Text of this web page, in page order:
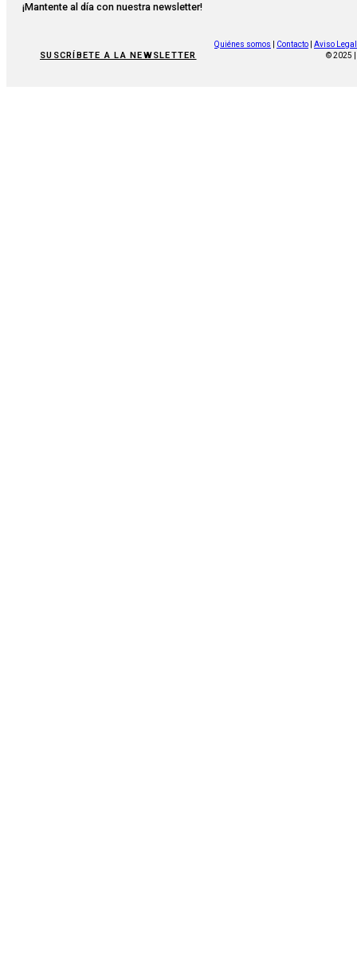
¡Mantente al día con nuestra newsletter!
SUSCRÍBETE A LA NEWSLETTER
Quiénes somos Contacto
Aviso Legal
© 2025